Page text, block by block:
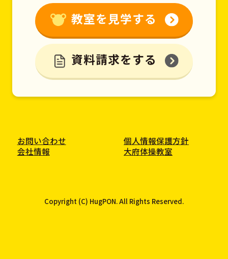
教室を見学する
資料請求をする
お問い合わせ
個人情報保護方針
会社情報
大府体操教室
Copyright (C) HugPON. All Rights Reserved.